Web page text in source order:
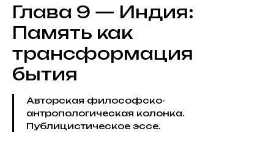
Глава 9 — Индия:
Память как
трансформация
бытия
Авторская философско-
антропологическая колонка.
Публицистическое эссе.